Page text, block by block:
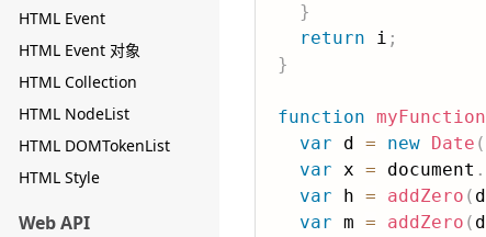
HTML Event
HTML Event 对象
HTML Collection
HTML NodeList
HTML DOMTokenList
HTML Style
Web API
}
return i ;
}
function myFunction
var d = new Date (
var x = document .
var h = addZero ( d
var m = addZero ( d